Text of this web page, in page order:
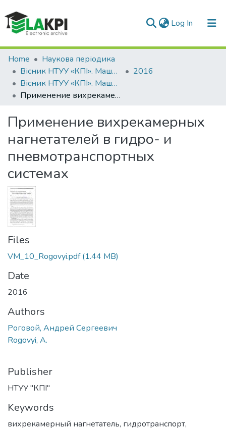
Log In (current)
Communities & Collections
All of DSpace
Statistics
Home
Наукова періодика
Вісник НТУУ «КПІ». Машинобудування
2016
Вісник НТУУ «КПІ». Машинобудування: збірник наукових праць, № 3(78)
Применение вихрекамерных нагнетателей в гидро- и пневмотранспортных системах
Применение вихрекамерных
нагнетателей в гидро- и
пневмотранспортных
системах
Files
VM_10_Rogovyi.pdf(1.44 MB)
Date
2016
Authors
Роговой, Андрей Сергеевич
Rogovyi, A.
Publisher
НТУУ "КПІ"
Keywords
вихрекамерный нагнетатель, гидротранспорт,